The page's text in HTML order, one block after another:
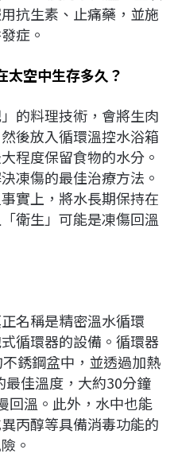
抗生素、止痛藥，並施
症。
空中生存多久？
的料理技術，會將生肉
後放入循環溫控水浴箱
程度保留食物的水分。
凍傷的最佳治療方法。
實上，將水長期保持在
衛生」可能是凍傷回溫
名稱是精密溫水循環
循環器的設備。循環器
銹鋼盆中，並透過加熱
最佳溫度，大約30分鐘
回溫。此外，水中也能
丙醇等具備消毒功能的
。